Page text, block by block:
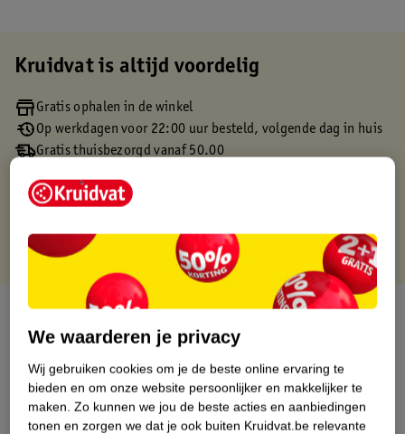
Kruidvat is altijd voordelig
Gratis ophalen in de winkel
Op werkdagen voor 22:00 uur besteld, volgende dag in huis
Gratis thuisbezorgd vanaf 50.00
Gratis punten met je Kruidvat kaart
Over dit product
Etiketinformatie
We waarderen je privacy
Wij gebruiken cookies om je de beste online ervaring te
bieden en om onze website persoonlijker en makkelijker te
maken. Zo kunnen we jou de beste acties en aanbiedingen
tonen en zorgen we dat je ook buiten Kruidvat.be relevante